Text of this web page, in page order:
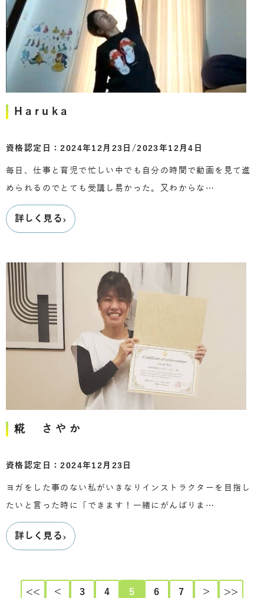
Haruka
資格認定日：2024年12月23日/2023年12月4日
毎日、仕事と育児で忙しい中でも自分の時間で動画を見て進
められるのでとても受講し易かった。又わからな…
詳しく見る›
糀 さやか
資格認定日：2024年12月23日
ヨガをした事のない私がいきなりインストラクターを目指し
たいと言った時に「できます！一緒にがんばりま…
詳しく見る›
<< ＜ 3 4 5 6 7 ＞ >>